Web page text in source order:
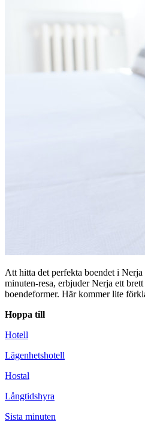
Att hitta det perfekta boendet i
minuten-resa, erbjuder Nerja ett
boendeformer. Här kommer lite
Hoppa till
Hotell
Lägenhetshotell
Hostal
Långtidshyra
Sista minuten